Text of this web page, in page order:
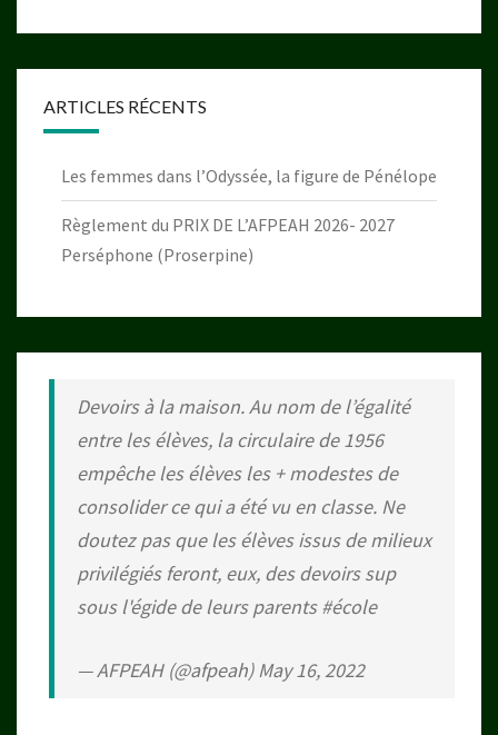
ARTICLES RÉCENTS
Les femmes dans l’Odyssée, la figure de Pénélope
Règlement du PRIX DE L’AFPEAH 2026- 2027
Perséphone (Proserpine)
Devoirs à la maison. Au nom de l’égalité
entre les élèves, la circulaire de 1956
empêche les élèves les + modestes de
consolider ce qui a été vu en classe. Ne
doutez pas que les élèves issus de milieux
privilégiés feront, eux, des devoirs sup
sous l'égide de leurs parents#école
— AFPEAH (@afpeah)May 16, 2022